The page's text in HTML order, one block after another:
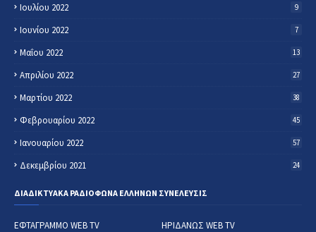
Ιουλίου 2022 9
Ιουνίου 2022 7
Μαΐου 2022 13
Απριλίου 2022 27
Μαρτίου 2022 38
Φεβρουαρίου 2022 45
Ιανουαρίου 2022 57
Δεκεμβρίου 2021 24
ΔΙΑΔΙΚΤΥΑΚΑ ΡΑΔΙΟΦΩΝΑ ΕΛΛΗΝΩΝ ΣΥΝΕΛΕΥΣΙΣ
ΕΦΤΑΓΡΑΜΜΟ WEB TV
ΗΡΙΔΑΝΩΣ WEB TV